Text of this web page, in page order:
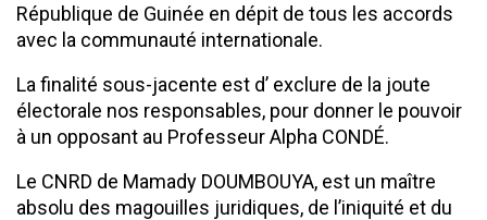
République de Guinée en dépit de tous les accords
avec la communauté internationale.
La finalité sous-jacente est d’ exclure de la joute
électorale nos responsables, pour donner le pouvoir
à un opposant au Professeur Alpha CONDÉ.
Le CNRD de Mamady DOUMBOUYA, est un maître
absolu des magouilles juridiques, de l’iniquité et du